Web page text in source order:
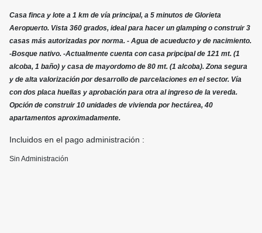
Casa finca y lote a 1 km de vía principal, a 5 minutos de Glorieta
Aeropuerto. Vista 360 grados, ideal para hacer un glamping o construir 3
casas más autorizadas por norma. - Agua de acueducto y de nacimiento.
-Bosque nativo. -Actualmente cuenta con casa pripcipal de 121 mt. (1
alcoba, 1 baño) y casa de mayordomo de 80 mt. (1 alcoba). Zona segura
y de alta valorización por desarrollo de parcelaciones en el sector. Vía
con dos placa huellas y aprobación para otra al ingreso de la vereda.
Opción de construir 10 unidades de vivienda por hectárea, 40
apartamentos aproximadamente.
Incluidos en el pago administración :
Sin Administración